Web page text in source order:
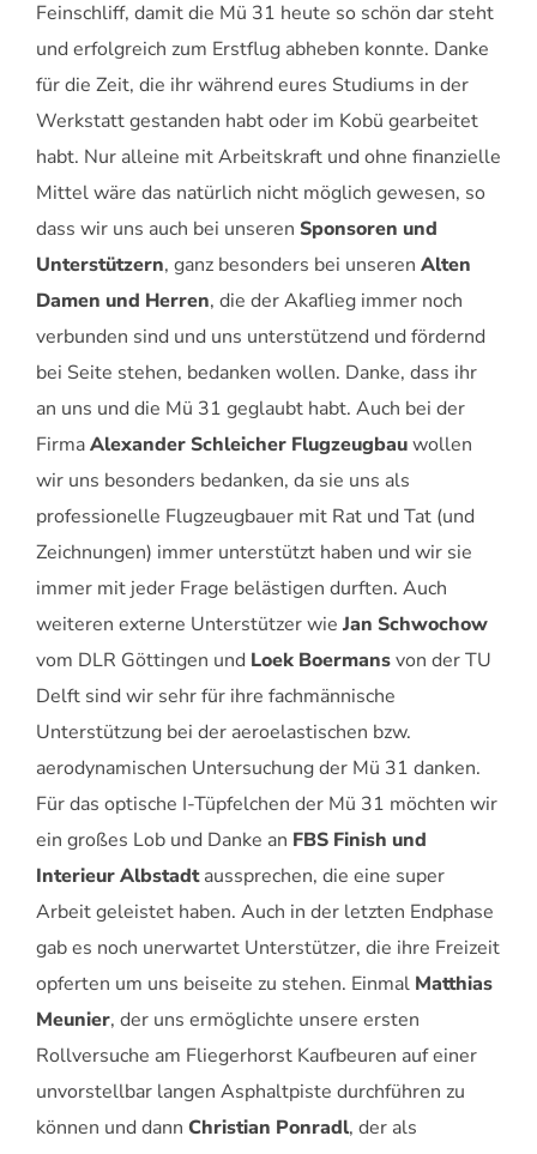
Feinschliff, damit die Mü 31 heute so schön dar steht
und erfolgreich zum Erstflug abheben konnte. Danke
für die Zeit, die ihr während eures Studiums in der
Werkstatt gestanden habt oder im Kobü gearbeitet
habt. Nur alleine mit Arbeitskraft und ohne finanzielle
Mittel wäre das natürlich nicht möglich gewesen, so
dass wir uns auch bei unseren Sponsoren und
Unterstützern, ganz besonders bei unseren Alten
Damen und Herren, die der Akaflieg immer noch
verbunden sind und uns unterstützend und fördernd
bei Seite stehen, bedanken wollen. Danke, dass ihr
an uns und die Mü 31 geglaubt habt. Auch bei der
FirmaAlexander Schleicher Flugzeugbauwollen
wir uns besonders bedanken, da sie uns als
professionelle Flugzeugbauer mit Rat und Tat (und
Zeichnungen) immer unterstützt haben und wir sie
immer mit jeder Frage belästigen durften. Auch
weiteren externe Unterstützer wie Jan Schwochow
vom DLR Göttingen und Loek Boermansvon der TU
Delft sind wir sehr für ihre fachmännische
Unterstützung bei der aeroelastischen bzw.
aerodynamischen Untersuchung der Mü 31 danken.
Für das optische I-Tüpfelchen der Mü 31 möchten wir
ein großes Lob und Danke an FBS Finish und
Interieur Albstadtaussprechen, die eine super
Arbeit geleistet haben. Auch in der letzten Endphase
gab es noch unerwartet Unterstützer, die ihre Freizeit
opferten um uns beiseite zu stehen. Einmal Matthias
Meunier, der uns ermöglichte unsere ersten
Rollversuche am Fliegerhorst Kaufbeuren auf einer
unvorstellbar langen Asphaltpiste durchführen zu
können und dann Christian Ponradl, der als